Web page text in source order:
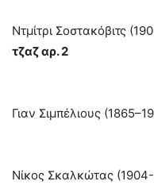
Ντμίτρι Σοστακόβιτς
τζαζ αρ. 2
Γιαν Σιμπέλιους
Νίκος Σκαλκώτας